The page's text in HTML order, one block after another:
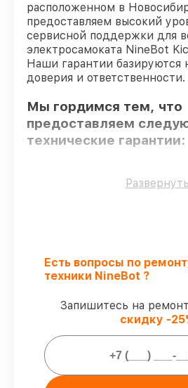
расположенном в
предоставляем высокий
сервисной поддержки для
электросамоката NineBot
Наши гарантии базируются
доверия и ответственности.
Мы гордимся тем, что
предоставляем
технические гарантии:
Только фирменные
гарантируем
задержек.
–
сервису проводятся с
Мы гарантируем:
Развернуть
Есть вопросы по
техники NineBot ?
Запишитесь на
скидку -